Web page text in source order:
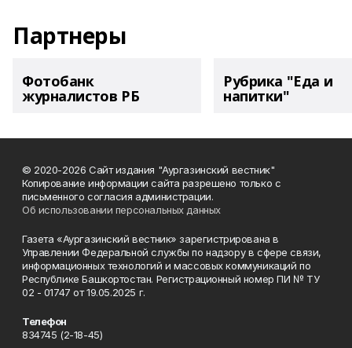
Партнеры
Фотобанк
журналистов РБ
Рубрика "Еда и
напитки"
© 2020-2026 Сайт издания "Аургазинский вестник"
Копирование информации сайта разрешено только с
письменного согласия администрации.
Об использовании персональных данных
Газета «Аургазинский вестник» зарегистрирована в
Управлении Федеральной службы по надзору в сфере связи,
информационных технологий и массовых коммуникаций по
Республике Башкортостан. Регистрационный номер ПИ № ТУ
02 - 01747 от 19.05.2025 г.
Телефон
834745 (2-18-45)